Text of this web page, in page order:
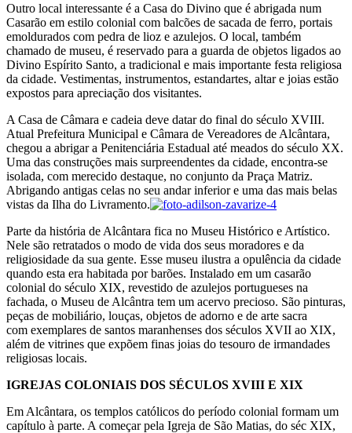
Outro local interessante é a Casa do Divino que é abrigada num
Casarão em estilo colonial com balcões de sacada de ferro, portais
emoldurados com pedra de lioz e azulejos. O local, também
chamado de museu, é reservado para a guarda de objetos ligados ao
Divino Espírito Santo, a tradicional e mais importante festa religiosa
da cidade. Vestimentas, instrumentos, estandartes, altar e joias estão
expostos para apreciação dos visitantes.
A Casa de Câmara e cadeia deve datar do final do século XVIII.
Atual Prefeitura Municipal e Câmara de Vereadores de Alcântara,
chegou a abrigar a Penitenciária Estadual até meados do século XX.
Uma das construções mais surpreendentes da cidade, encontra-se
isolada, com merecido destaque, no conjunto da Praça Matriz.
Abrigando antigas celas no seu andar inferior e uma das mais belas
vistas da Ilha do Livramento.
Parte da história de Alcântara fica no Museu Histórico e Artístico.
Nele são retratados o modo de vida dos seus moradores e da
religiosidade da sua gente. Esse museu ilustra a opulência da cidade
quando esta era habitada por barões. Instalado em um casarão
colonial do século XIX, revestido de azulejos portugueses na
fachada, o Museu de Alcântra tem um acervo precioso. São pinturas,
peças de mobiliário, louças, objetos de adorno e de arte sacra
com exemplares de santos maranhenses dos séculos XVII ao XIX,
além de vitrines que expõem finas joias do tesouro de irmandades
religiosas locais.
IGREJAS COLONIAIS DOS SÉCULOS XVIII E XIX
Em Alcântara, os templos católicos do período colonial formam um
capítulo à parte. A começar pela Igreja de São Matias, do séc XIX,